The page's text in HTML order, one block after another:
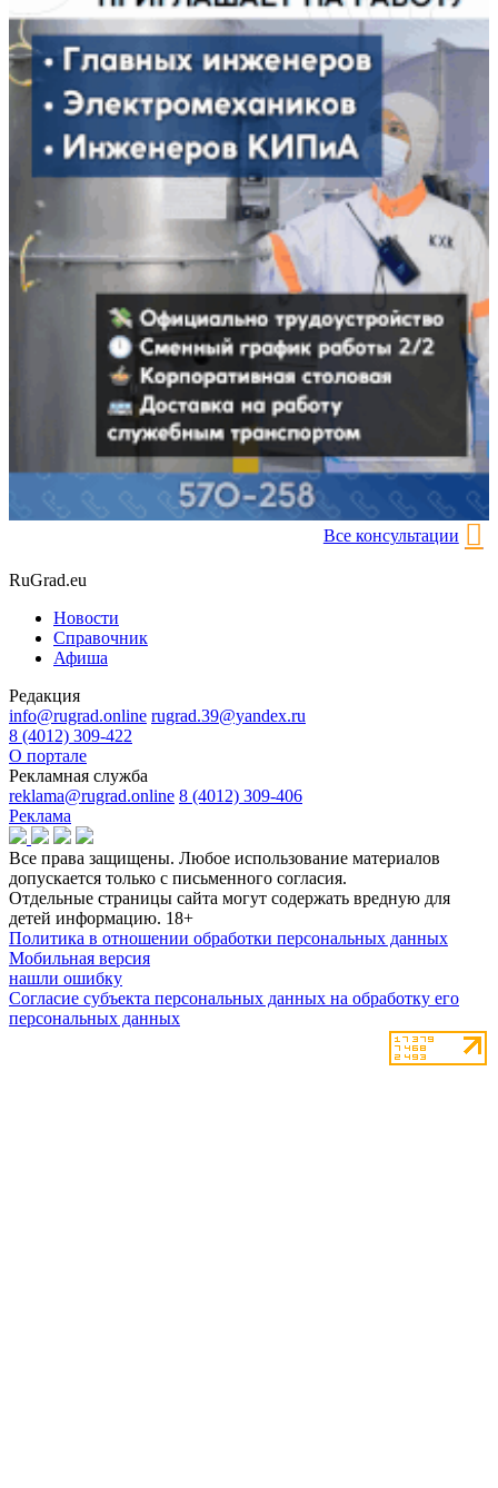
Все консультации
RuGrad.eu
Новости
Справочник
Афиша
Редакция
info@rugrad.online rugrad.39@yandex.ru
8 (4012) 309-422
О портале
Рекламная служба
reklama@rugrad.online 8 (4012) 309-406
Реклама
Все права защищены. Любое использование материалов
допускается только с письменного согласия.
Отдельные страницы сайта могут содержать вредную для
детей информацию. 18+
Политика в отношении обработки персональных данных
Мобильная версия
нашли ошибку
Согласие субъекта персональных данных на обработку его
персональных данных